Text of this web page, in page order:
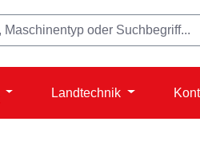
Landtechnik